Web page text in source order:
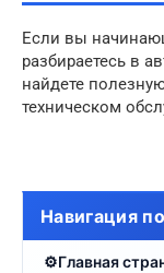
Если вы
разбираетесь в
найдете
техническом
Навигация
Главная